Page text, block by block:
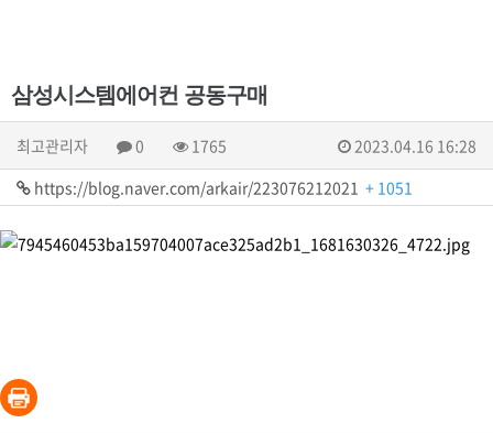
삼성시스템에어컨 공동구매
최고관리자 0 1765
2023.04.16 16:28
https://blog.naver.com/arkair/223076212021 + 1051